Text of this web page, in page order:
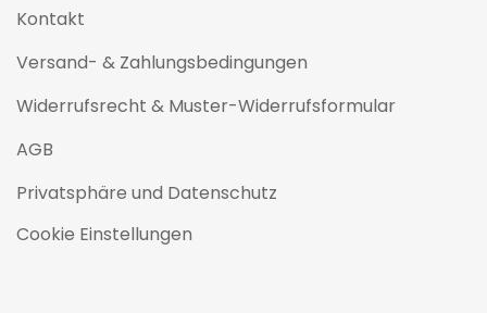
Kontakt
Versand- & Zahlungsbedingungen
Widerrufsrecht & Muster-Widerrufsformular
AGB
Privatsphäre und Datenschutz
Cookie Einstellungen